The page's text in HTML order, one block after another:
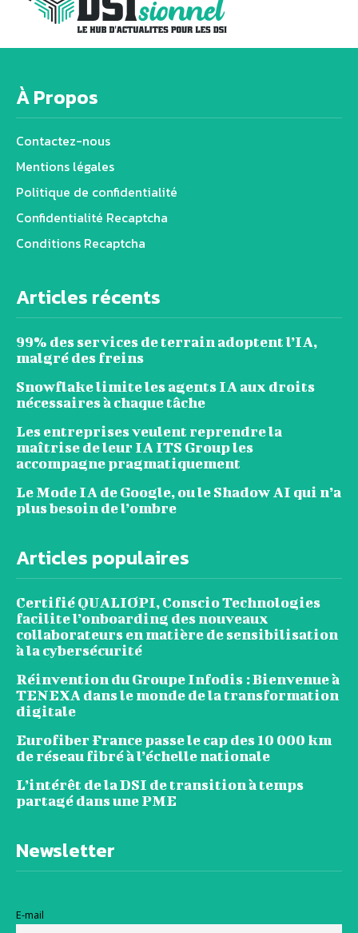
À Propos
Contactez-nous
Mentions légales
Politique de confidentialité
Confidentialité Recaptcha
Conditions Recaptcha
Articles récents
99% des services de terrain adoptent l’IA,
malgré des freins
Snowflake limite les agents IA aux droits
nécessaires à chaque tâche
Les entreprises veulent reprendre la
maîtrise de leur IA ITS Group les
accompagne pragmatiquement
Le Mode IA de Google, ou le Shadow AI qui n’a
plus besoin de l’ombre
Articles populaires
Certifié QUALIOPI, Conscio Technologies
facilite l’onboarding des nouveaux
collaborateurs en matière de sensibilisation
à la cybersécurité
Réinvention du Groupe Infodis : Bienvenue à
TENEXA dans le monde de la transformation
digitale
Eurofiber France passe le cap des 10 000 km
de réseau fibré à l’échelle nationale
L’intérêt de la DSI de transition à temps
partagé dans une PME
Newsletter
E-mail